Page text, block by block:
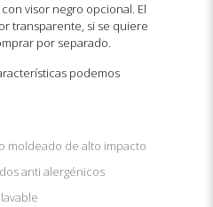
visor negro opcional. El
transparente, si se quiere
por separado.
podemos
moldeado de alto impacto
anti alergénicos